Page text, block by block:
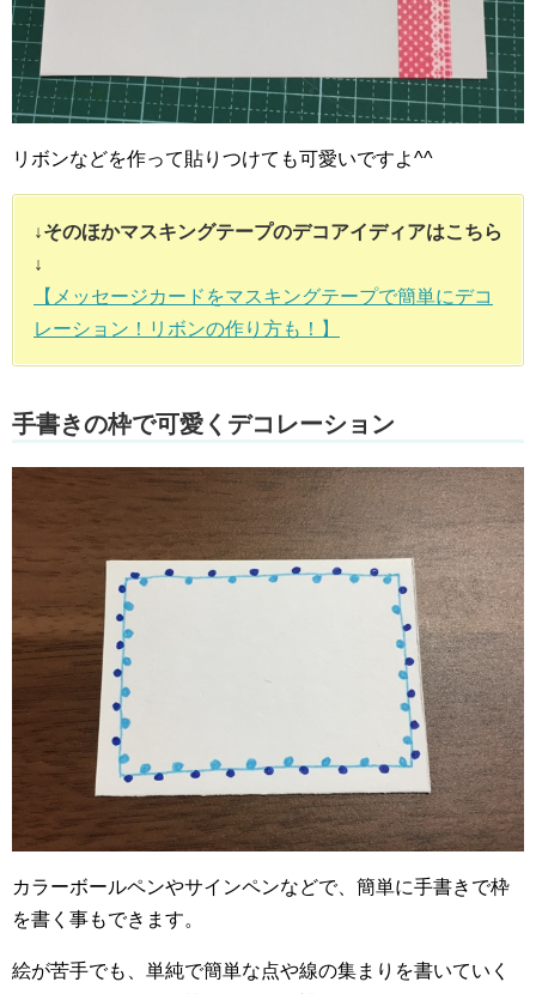
リボンなどを作って貼りつけても可愛いですよ^^
↓そのほかマスキングテープのデコアイディアはこちら
↓
【メッセージカードをマスキングテープで簡単にデコ
レーション！リボンの作り方も！】
手書きの枠で可愛くデコレーション
カラーボールペンやサインペンなどで、簡単に手書きで枠
を書く事もできます。
絵が苦手でも、単純で簡単な点や線の集まりを書いていく